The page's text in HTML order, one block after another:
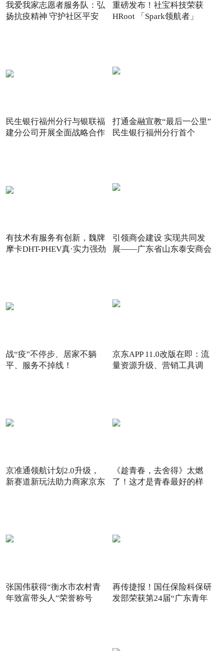
我爱我家志愿者服务队：弘
扬抗疫精神 守护社区平安
重磅发布！社宝科技荣获
HRoot 「Spark领航者」
民生银行福州分行与银联福
建分公司开展全面战略合作
打通金融宣教“最后一公里”
民生银行福州分行首个
有技术有服务有创新，魏牌
摩卡DHT-PHEV真·实力强劲
引领商会建设 实现共同发
展——广东省山东泰安商会
战“疫”不停步、居家不躺
平、服务不掉线！
京东APP 11.0改版在即：流
量资源升级、营销工具调
京准通领航计划2.0升级，
新赛道新玩法助力商家京东
《趁青春，去舍得》太燃
了！这才是青春最好的样
张国伟获得“衡水市农村青
年致富带头人”荣誉称号
再传捷报！国任保险科保研
发部荣获第24届“广东青年